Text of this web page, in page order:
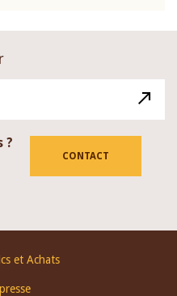
?
CONTACT
et Achats